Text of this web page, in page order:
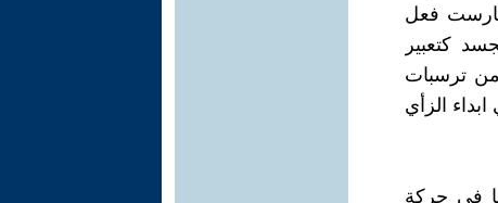
فعل
كتعبير
ترسبات
الزأي
في حركة